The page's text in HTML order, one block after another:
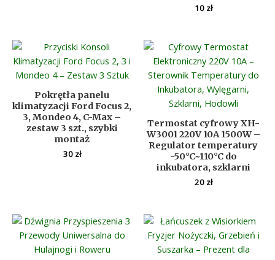
10 zł
Pokrętła panelu
klimatyzacji Ford Focus 2,
3, Mondeo 4, C-Max –
zestaw 3 szt., szybki
montaż
30 zł
Termostat cyfrowy XH-
W3001 220V 10A 1500W –
Regulator temperatury
-50°C~110°C do
inkubatora, szklarni
20 zł